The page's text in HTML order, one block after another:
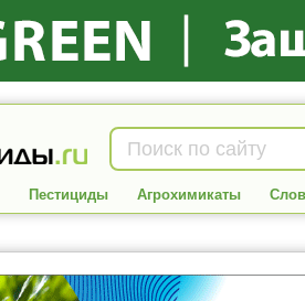
Пестициды Агрохимикаты